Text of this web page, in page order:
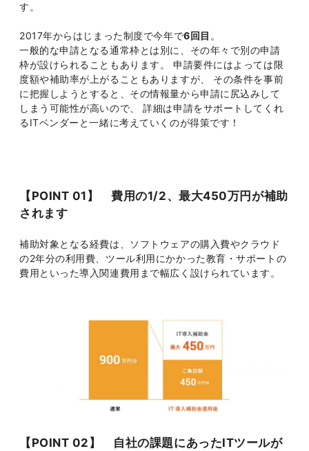
す。
2017年からはじまった制度で今年で6回目 。
一般的な申請となる通常枠とは別に、その年々で別の申請
枠が設けられることもあります。 申請要件にはよっては限
度額や補助率が上がることもありますが、 その条件を事前
に把握しようとすると、その情報量から申請に尻込みして
しまう可能性が高いので、 詳細は申請をサポートしてくれ
るITベンダーと一緒に考えていくのが得策です！
【POINT 01】 費用の1/2、最大450万円が補助
されます
補助対象となる経費は、ソフトウェアの購入費やクラウド
の2年分の利用費、ツール利用にかかった教育・サポートの
費用といった導入関連費用まで幅広く設けられています。
【POINT 02】 自社の課題にあったITツールが